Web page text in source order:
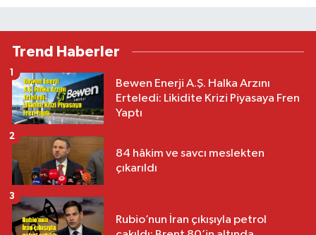
Trend Haberler
Bewen Enerji A.Ş. Halka Arzını
Erteledi: Likidite Krizi Piyasaya Fren
Yaptı
1
84 hâkim ve savcı meslekten
çıkarıldı
2
Rubio’nun İran çıkışıyla petrol
3